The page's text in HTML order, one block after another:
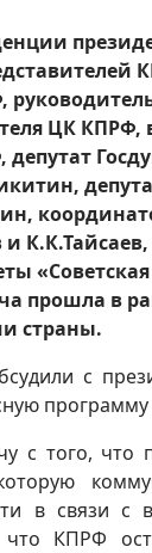
ЦК
депутат
прошла в
страны.
с
с того,
в связи
КПРФ